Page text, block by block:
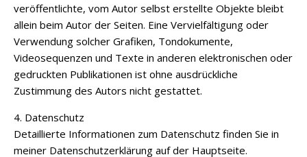
veröffentlichte, vom Autor selbst erstellte Objekte bleibt
allein beim Autor der Seiten. Eine Vervielfältigung oder
Verwendung solcher Grafiken, Tondokumente,
Videosequenzen und Texte in anderen elektronischen oder
gedruckten Publikationen ist ohne ausdrückliche
Zustimmung des Autors nicht gestattet.
4. Datenschutz
Detaillierte Informationen zum Datenschutz finden Sie in
meiner Datenschutzerklärung auf der Hauptseite.